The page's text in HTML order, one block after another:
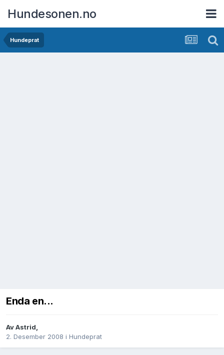
Hundesonen.no
Hundeprat
Enda en...
AvAstrid,
2. Desember 2008 i Hundeprat